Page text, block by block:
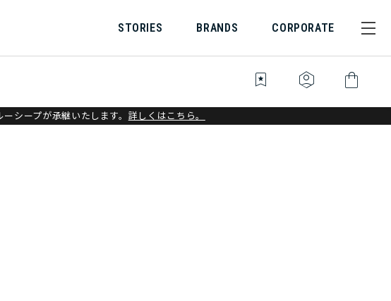
STORIES BRANDS CORPORATE
bookmark_star identity_platform shopping_bag
シープが承継いたします。 詳しくはこちら。